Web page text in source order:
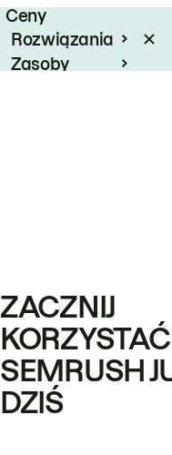
Ceny
Rozwiązania
Zasoby
ZACZNIJ
SEMRUSH
DZIŚ